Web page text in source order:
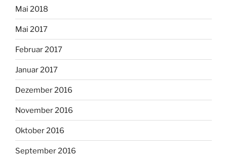
Mai 2018
Mai 2017
Februar 2017
Januar 2017
Dezember 2016
November 2016
Oktober 2016
September 2016